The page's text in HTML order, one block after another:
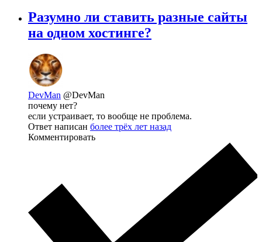
Разумно ли ставить разные сайты
на одном хостинге?
DevMan @DevMan
почему нет?
если устраивает, то вообще не проблема.
Ответ написан более трёх лет назад
Комментировать